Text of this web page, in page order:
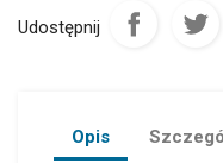
Udostępnij
Opis